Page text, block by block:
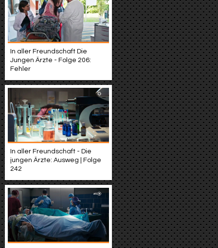
In aller Freundschaft Die
Jungen Ärzte - Folge 206:
Fehler
In aller Freundschaft - Die
jungen Ärzte: Ausweg | Folge
242